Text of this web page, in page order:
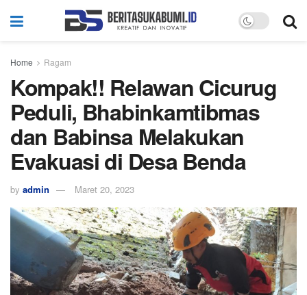
Home Ragam
Kompak!! Relawan Cicurug
Peduli, Bhabinkamtibmas
dan Babinsa Melakukan
Evakuasi di Desa Benda
by admin Maret 20, 2023